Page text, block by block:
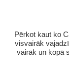
Pērkot kaut ko
visvairāk
vairāk un kopā